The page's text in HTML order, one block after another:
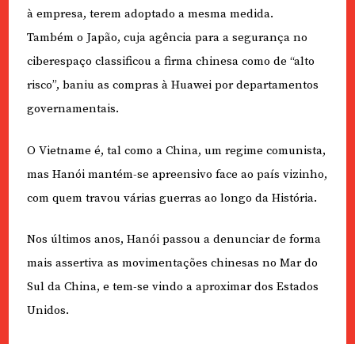
à empresa, terem adoptado a mesma medida.
Também o Japão, cuja agência para a segurança no
ciberespaço classificou a firma chinesa como de “alto
risco”, baniu as compras à Huawei por departamentos
governamentais.
O Vietname é, tal como a China, um regime comunista,
mas Hanói mantém-se apreensivo face ao país vizinho,
com quem travou várias guerras ao longo da História.
Nos últimos anos, Hanói passou a denunciar de forma
mais assertiva as movimentações chinesas no Mar do
Sul da China, e tem-se vindo a aproximar dos Estados
Unidos.